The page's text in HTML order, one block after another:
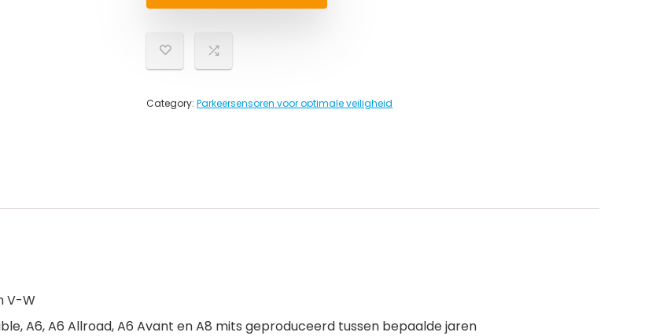
Category: Parkeersensoren voor optimale veiligheid
V-W
A6, A6 Allroad, A6 Avant en A8 mits geproduceerd tussen bepaalde jaren